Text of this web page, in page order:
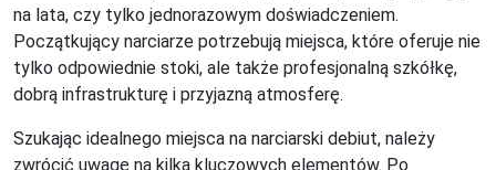
na lata, czy tylko jednorazowym doświadczeniem.
Początkujący narciarze potrzebują miejsca, które oferuje nie
tylko odpowiednie stoki, ale także profesjonalną szkółkę,
dobrą infrastrukturę i przyjazną atmosferę.
Szukając idealnego miejsca na narciarski debiut, należy
zwrócić uwagę na kilka kluczowych elementów. Po